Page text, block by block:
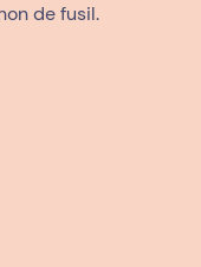
de fusil.